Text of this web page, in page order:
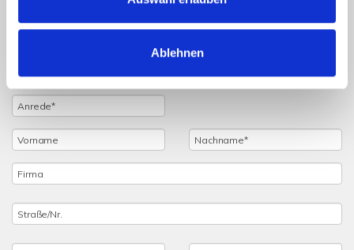
Ablehnen
Sie haben noch Fragen zu dem Angebot oder wollen
einen Besichtigungstermin vereinbaren, dann füllen Sie
einfach das untenstehende Formular vollständig aus und